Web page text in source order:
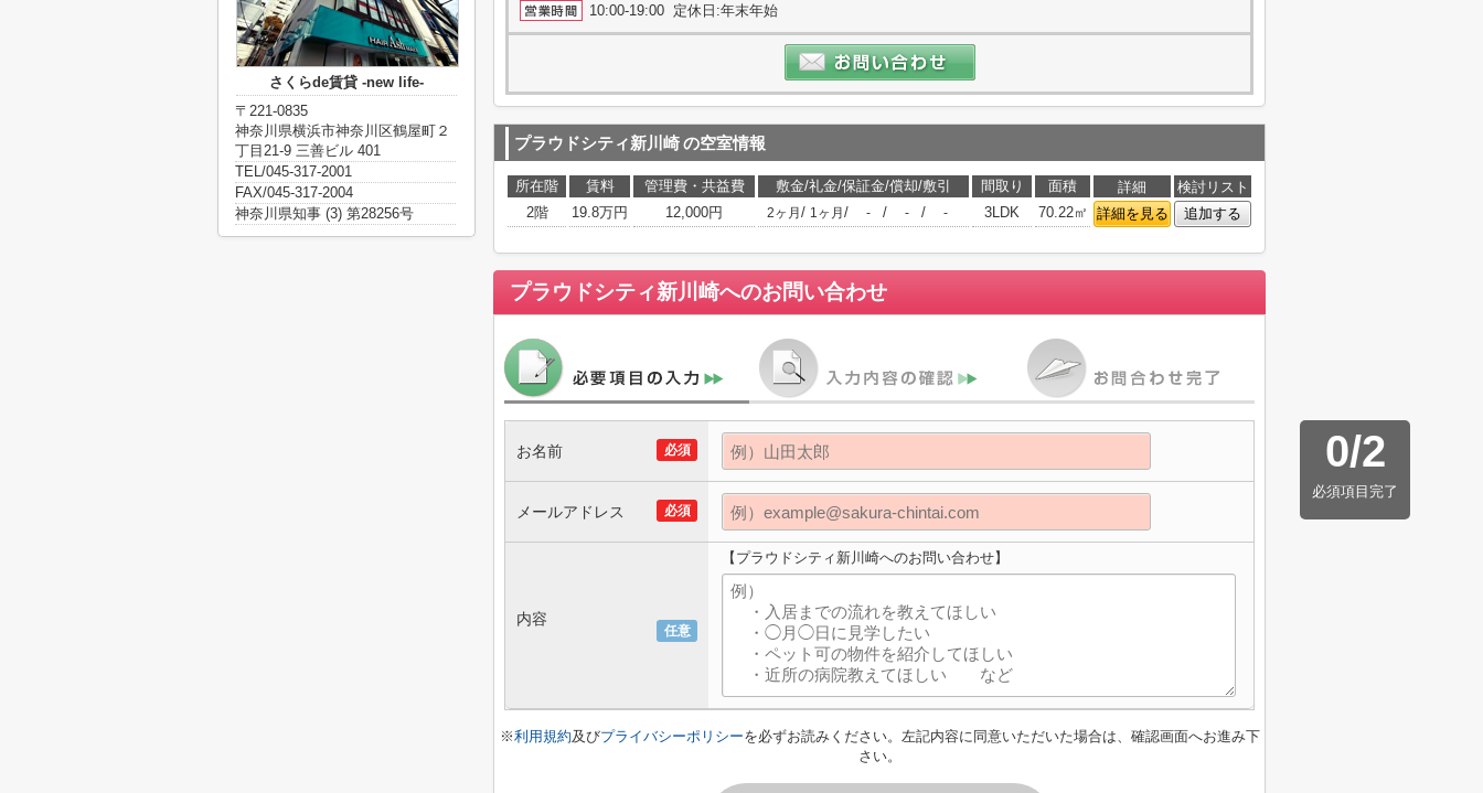
10:00-19:00 定休日:年末年始
プラウドシティ新川崎の空室情報
所在階 賃料 管理費・共益費 敷金/礼金/保証金/償却/敷引 間取り 面積 詳細
検討リスト
2階
19.8万円 12,000円 2ヶ月 / 1ヶ月 / - / - / - 3LDK 70.22㎡ 詳細を見る 追加する
プラウドシティ新川崎へのお問い合わせ
0/2
必須項目完了
必須
お名前
必須
メールアドレス
任意
内容
【プラウドシティ新川崎へのお問い合わせ】
※利用規約及びプライバシーポリシーを必ずお読みください。左記内容に同意いただいた場合は、確認画面へお進み下
さい。
さくらde賃貸 -new life-
〒221-0835
神奈川県横浜市神奈川区鶴屋町２
丁目21-9 三善ビル 401
TEL/045-317-2001
FAX/045-317-2004
神奈川県知事 (3) 第28256号